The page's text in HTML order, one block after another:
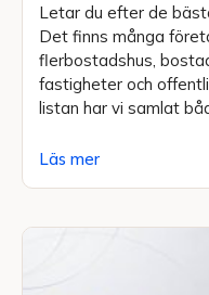
Letar du efter de
Det finns många
flerbostadshus,
fastigheter och
listan har vi samlat
Läs mer